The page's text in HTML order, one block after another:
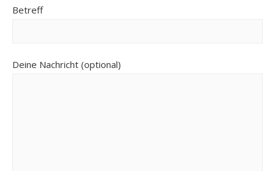
Betreff
Deine Nachricht (optional)